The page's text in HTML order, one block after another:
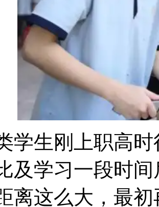
生刚上职高时
及学习一段时
离这么大，